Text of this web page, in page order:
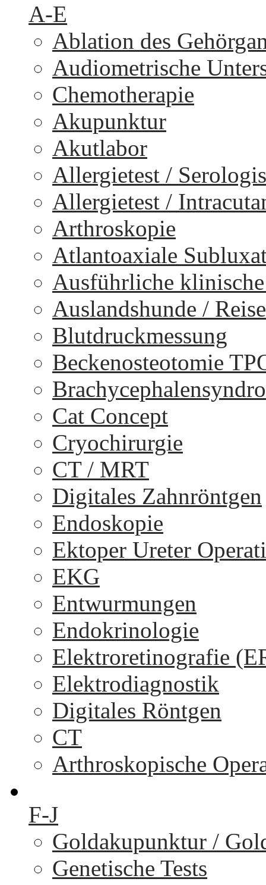
A-E
Ablation des
Audiometrische
Chemotherapie
Akupunktur
Akutlabor
Allergietest /
Allergietest /
Arthroskopie
Atlantoaxiale
Ausführliche
Auslandshunde /
Blutdruckmessung
Beckenosteotomie
Cat Concept
Cryochirurgie
CT / MRT
Digitales Zahnröntgen
Endoskopie
Ektoper Ureter
EKG
Entwurmungen
Endokrinologie
Elektroretinografie
Elektrodiagnostik
Digitales Röntgen
CT
Arthroskopische
F-J
Goldakupunktur /
Genetische Tests